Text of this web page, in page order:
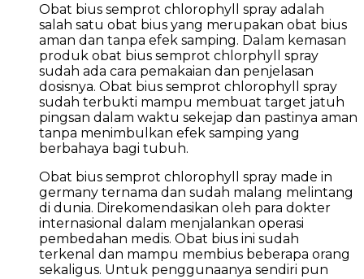
Obat bius semprot chlorophyll spray adalah
salah satu obat bius yang merupakan obat bius
aman dan tanpa efek samping. Dalam kemasan
produk obat bius semprot chlorphyll spray
sudah ada cara pemakaian dan penjelasan
dosisnya. Obat bius semprot chlorophyll spray
sudah terbukti mampu membuat target jatuh
pingsan dalam waktu sekejap dan pastinya aman
tanpa menimbulkan efek samping yang
berbahaya bagi tubuh.
Obat bius semprot chlorophyll spray made in
germany ternama dan sudah malang melintang
di dunia. Direkomendasikan oleh para dokter
internasional dalam menjalankan operasi
pembedahan medis. Obat bius ini sudah
terkenal dan mampu membius beberapa orang
sekaligus. Untuk penggunaanya sendiri pun